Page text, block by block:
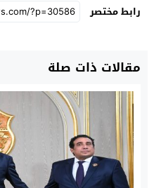
رابط مختصر
مقالات ذات صلة